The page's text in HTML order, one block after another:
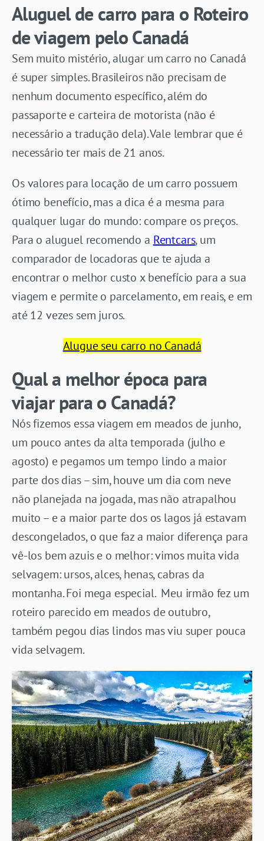
Aluguel de carro para o Roteiro
de viagem pelo Canadá
Sem muito mistério, alugar um carro no Canadá
é super simples. Brasileiros não precisam de
nenhum documento específico, além do
passaporte e carteira de motorista (não é
necessário a tradução dela). Vale lembrar que é
necessário ter mais de 21 anos.
Os valores para locação de um carro possuem
ótimo benefício, mas a dica é a mesma para
qualquer lugar do mundo: compare os preços.
Para o aluguel recomendo a Rentcars, um
comparador de locadoras que te ajuda a
encontrar o melhor custo x benefício para a sua
viagem e permite o parcelamento, em reais, e em
até 12 vezes sem juros.
Alugue seu carro no Canadá
Qual a melhor época para
viajar para o Canadá?
Nós fizemos essa viagem em meados de junho,
um pouco antes da alta temporada (julho e
agosto) e pegamos um tempo lindo a maior
parte dos dias – sim, houve um dia com neve
não planejada na jogada, mas não atrapalhou
muito – e a maior parte dos os lagos já estavam
descongelados, o que faz a maior diferença para
vê-los bem azuis e o melhor: vimos muita vida
selvagem: ursos, alces, henas, cabras da
montanha. Foi mega especial. Meu irmão fez um
roteiro parecido em meados de outubro,
também pegou dias lindos mas viu super pouca
vida selvagem.